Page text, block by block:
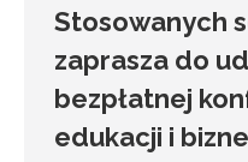
Stosowanych
zaprasza do
bezpłatnej
edukacji i